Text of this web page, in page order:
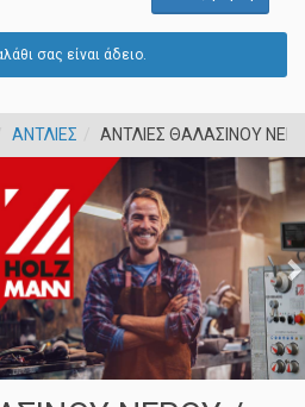
σας είναι άδειο.
ΑΝΤΛΙΕΣ ΑΝΤΛΙΕΣ ΘΑΛΑΣΙΝΟΥ